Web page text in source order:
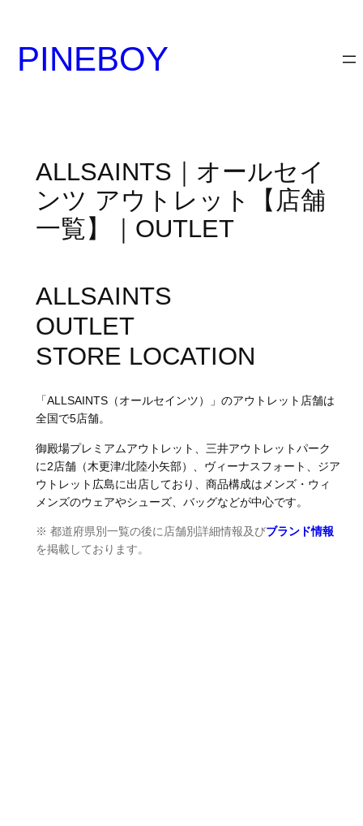
PINEBOY
ALLSAINTS｜オールセイ
ンツ アウトレット【店舗
一覧】｜OUTLET
ALLSAINTS
OUTLET
STORE LOCATION
「ALLSAINTS（オールセインツ）」のアウトレット店舗は
全国で5店舗。
御殿場プレミアムアウトレット、三井アウトレットパーク
に2店舗（木更津/北陸小矢部）、ヴィーナスフォート、ジア
ウトレット広島に出店しており、商品構成はメンズ・ウィ
メンズのウェアやシューズ、バッグなどが中心です。
※ 都道府県別一覧の後に店舗別詳細情報及びブランド情報
を掲載しております。